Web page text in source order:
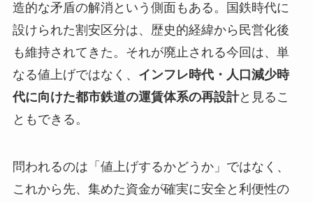
造的な矛盾の解消という側面もある。国鉄時代に
設けられた割安区分は、歴史的経緯から民営化後
も維持されてきた。それが廃止される今回は、単
なる値上げではなく、 インフレ時代・人口減少時
代に向けた都市鉄道の運賃体系の再設計と見るこ
ともできる。
問われるのは「値上げするかどうか」ではなく、
これから先、集めた資金が確実に安全と利便性の